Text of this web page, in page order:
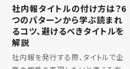
社内報タイトルの付け方は？6
つのパターンから学ぶ読まれ
るコツ、避けるべきタイトルを
解説
社内報を発行する際、タイトルで企